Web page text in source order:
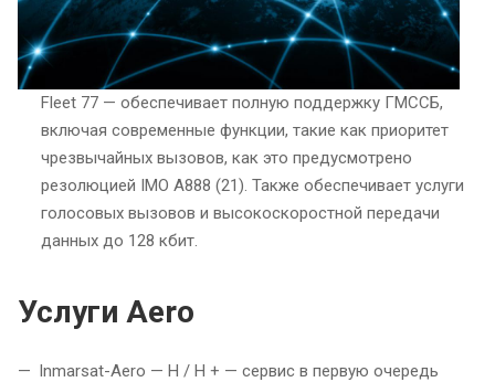
Fleet 77 — обеспечивает полную поддержку ГМССБ,
включая современные функции, такие как приоритет
чрезвычайных вызовов, как это предусмотрено
резолюцией IMO A888 (21). Также обеспечивает услуги
голосовых вызовов и высокоскоростной передачи
данных до 128 кбит.
Услуги Aero
Inmarsat-Aero — H / H + — сервис в первую очередь